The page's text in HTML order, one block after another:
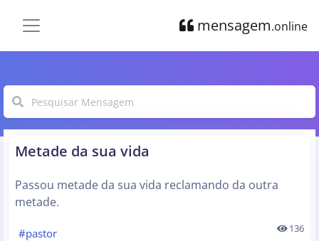
mensagem.online
Metade da sua vida
Passou metade da sua vida reclamando da outra
metade.
#pastor 136